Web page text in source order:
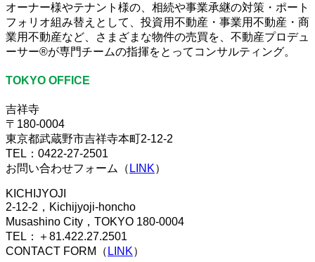
オーナー様やテナント様の、相続や事業承継の対策・ポート
フォリオ組み替えとして、投資用不動産・事業用不動産・商
業用不動産など、さまざまな物件の売買を、不動産プロデュ
ーサー®が専門チームの指揮をとってコンサルティング。
TOKYO OFFICE
吉祥寺
〒180-0004
東京都武蔵野市吉祥寺本町2-12-2
TEL：0422-27-2501
お問い合わせフォーム（ LINK）
KICHIJYOJI
2-12-2，Kichijyoji-honcho
Musashino City，TOKYO 180-0004
TEL：＋81.422.27.2501
CONTACT FORM（ LINK）